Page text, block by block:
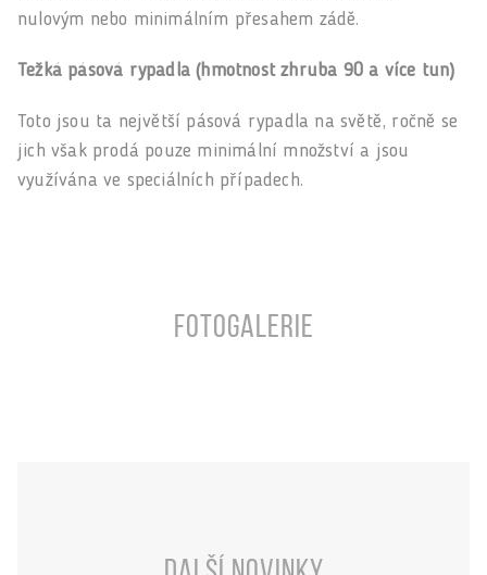
Fotogalerie
nulovým nebo minimálním přesahem zádě.
Težká pásová rypadla (hmotnost zhruba 90 a více tun)
Toto jsou ta největší pásová rypadla na světě, ročně se
jich však prodá pouze minimální množství a jsou
využívána ve speciálních případech.